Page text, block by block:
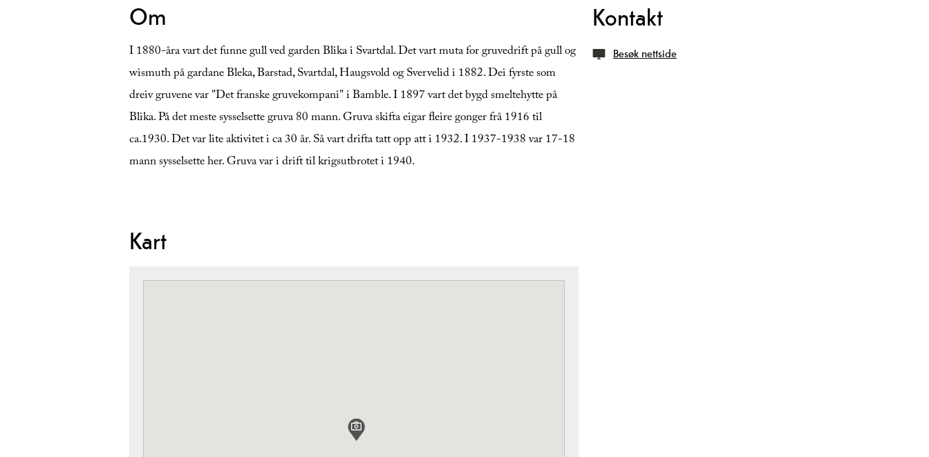
Om
I 1880-åra vart det funne gull ved garden Blika i Svartdal. Det vart muta for gruvedrift på gull og
wismuth på gardane Bleka, Barstad, Svartdal, Haugsvold og Svervelid i 1882. Dei fyrste som
dreiv gruvene var "Det franske gruvekompani" i Bamble. I 1897 vart det bygd smeltehytte på
Blika. På det meste sysselsette gruva 80 mann. Gruva skifta eigar fleire gonger frå 1916 til
ca.1930. Det var lite aktivitet i ca 30 år. Så vart drifta tatt opp att i 1932. I 1937-1938 var 17-18
mann sysselsette her. Gruva var i drift til krigsutbrotet i 1940.
Kart
Kontakt
Besøk nettside